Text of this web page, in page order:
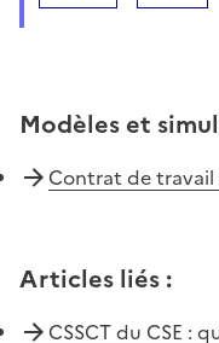
Modèles et
Contrat de travail
Articles liés :
CSSCT du CSE :